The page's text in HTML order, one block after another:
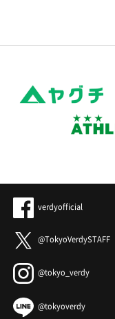
verdyofficial
@TokyoVerdySTAFF
@tokyo_verdy
@tokyoverdy